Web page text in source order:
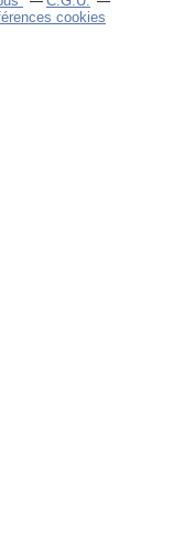
cookies